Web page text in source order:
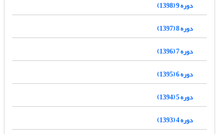
دوره 9 (1398)
دوره 8 (1397)
دوره 7 (1396)
دوره 6 (1395)
دوره 5 (1394)
دوره 4 (1393)